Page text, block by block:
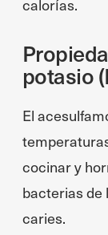
calorías.
potasio
El
cocinar y
bacterias de
caries.